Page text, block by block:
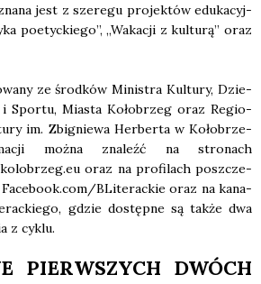
jest z sze­re­gu pro­jek­tów edu­ka­cyj­
poetyc­kie­go”, „Waka­cji z kul­tu­rą” oraz
ze środ­ków Mini­stra Kul­tu­ry, Dzie­
Spor­tu, Mia­sta Koło­brzeg oraz Regio­
im. Zbi­gnie­wa Her­ber­ta w Koło­brze­
moż­na zna­leźć na stro­nach
oraz na pro­fi­lach poszcze­
BLiterackie oraz na kana­
gdzie dostęp­ne są tak­że dwa
z cyklu.
PIERWSZYCH DWÓCH